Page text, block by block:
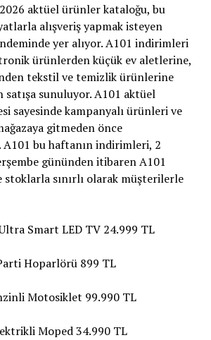
aktüel ürünler kataloğu, bu
alışveriş yapmak isteyen
yer alıyor. A101 indirimleri
ürünlerden küçük ev aletlerine,
tekstil ve temizlik ürünlerine
sunuluyor. A101 aktüel
sayesinde kampanyalı ürünleri ve
gitmeden önce
bu haftanın indirimleri, 2
gününden itibaren A101
stoklarla sınırlı olarak müşterilerle
Smart LED TV 24.999 TL
Hoparlörü 899 TL
Motosiklet 99.990 TL
Moped 34.990 TL